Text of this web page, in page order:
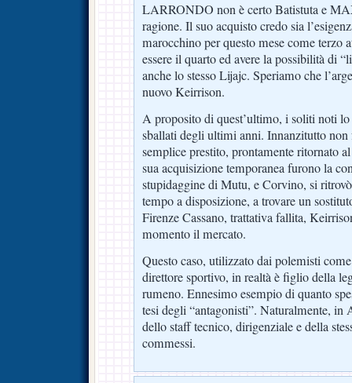
LARRONDO non è certo Batistuta e
ragione. Il suo acquisto credo sia
marocchino per questo mese come terzo
essere il quarto ed avere la possibilità di
anche lo stesso Lijajc. Speriamo che
nuovo Keirrison.
A proposito di quest’ultimo, i soliti noti
sballati degli ultimi anni. Innanzitutto
semplice prestito, prontamente ritornato
sua acquisizione temporanea furono la
stupidaggine di Mutu, e Corvino, si
tempo a disposizione, a trovare un
Firenze Cassano, trattativa fallita,
momento il mercato.
Questo caso, utilizzato dai polemisti
direttore sportivo, in realtà è figlio della
rumeno. Ennesimo esempio di quanto
tesi degli “antagonisti”. Naturalmente,
dello staff tecnico, dirigenziale e della
commessi.